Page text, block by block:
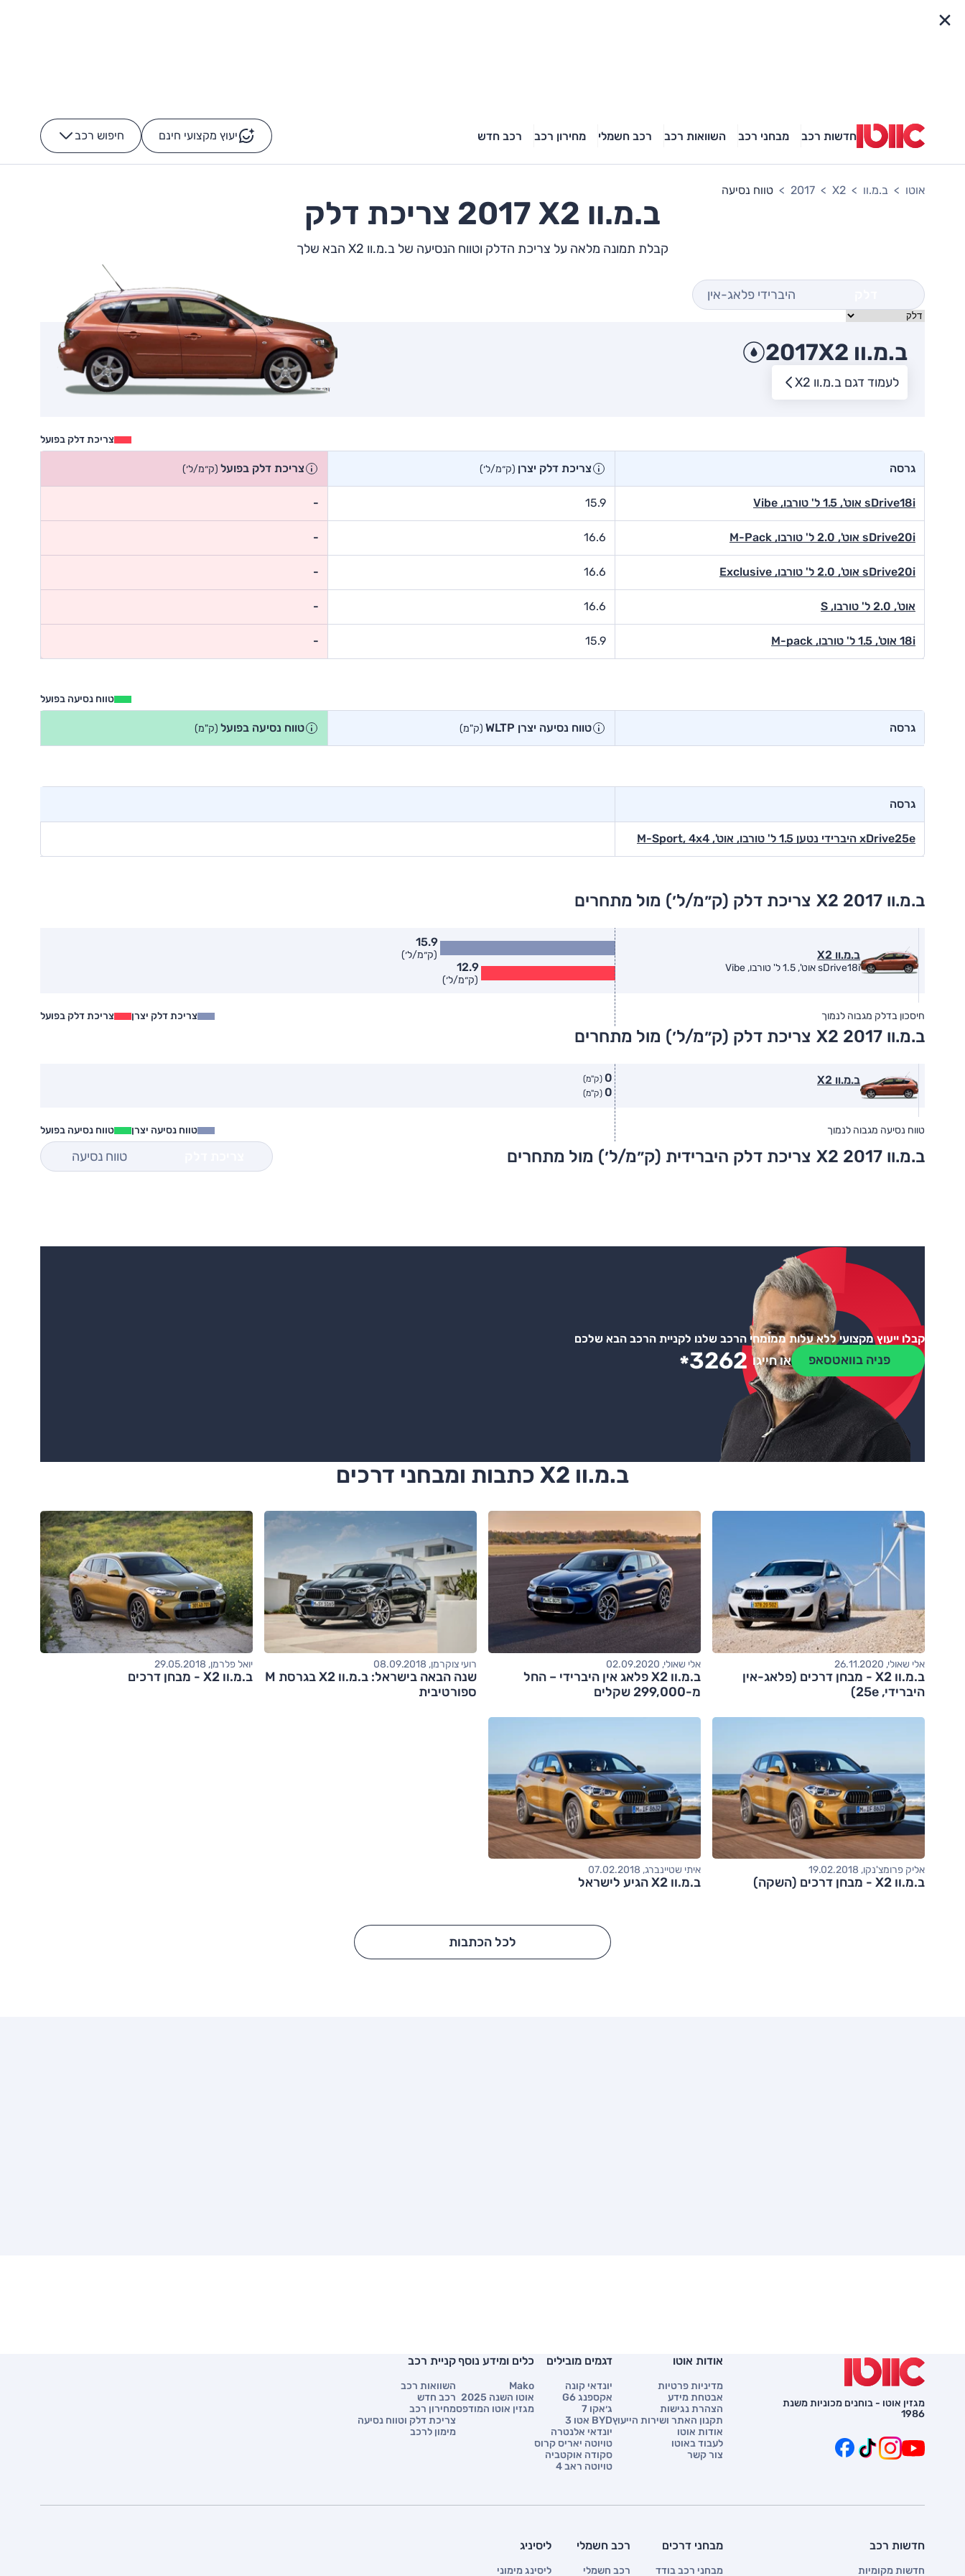
חדשות רכב מבחני רכב השוואות רכב רכב חשמלי מחירון רכב רכב חדש יעוץ מקצועי חינם חיפוש רכב -
אוטו ב.מ.וו X2
2017 טווח נסיעה
ב.מ.וו X2
קבלת תמונה מלאה על צריכת הדלק וטווח הנסיעה של ב.מ.וו X2 הבא שלך
היברידי פלאג-אין
ב.מ.וו X2 2017
לעמוד דגם ב.מ.וו X2
צריכת דלק בפועל
גרסה צריכת דלק יצרן (ק״מ/ל׳) צריכת דלק בפועל (ק״מ/ל׳)
sDrive18i אוט', 1.5 ל' טורבו, Vibe 15.9
-
sDrive20i אוט', 2.0 ל' טורבו, M-Pack 16.6
-
sDrive20i אוט', 2.0 ל' טורבו, Exclusive 16.6
-
אוט', 2.0 ל' טורבו, S 16.6
-
18i אוט', 1.5 ל' טורבו, M-pack 15.9
-
טווח נסיעה בפועל
גרסה טווח נסיעה יצרן WLTP (ק"מ) טווח נסיעה בפועל (ק"מ)
גרסה
xDrive25e היברידי נטען 1.5 ל' טורבו, אוט', M-Sport, 4x4
ב.מ.וו X2 2017 צריכת דלק (ק״מ/ל׳) מול מתחרים
ב.מ.וו X2
sDrive18i אוט', 1.5 ל' טורבו, Vibe
15.9
(ק״מ/ל׳)
12.9
(ק״מ/ל׳)
חיסכון בדלק מגבוה לנמוך צריכת דלק יצרן צריכת דלק בפועל
ב.מ.וו X2 2017 צריכת דלק (ק״מ/ל׳) מול מתחרים
ב.מ.וו X2 0 (ק"מ)
0 (ק"מ)
טווח נסיעה מגבוה לנמוך טווח נסיעה יצרן טווח נסיעה בפועל
ב.מ.וו X2 2017 צריכת דלק היברידית (ק״מ/ל׳) מול מתחרים טווח נסיעה
קבלו ייעוץ מקצועי ללא עלות ממומחי הרכב שלנו לקניית הרכב הבא שלכם
פניה בוואטסאפ או חייגו *3262
ב.מ.וו X2 כתבות ומבחני דרכים
אלי שאולי, 26.11.2020
ב.מ.וו X2 - מבחן דרכים (פלאג-אין
היברידי, 25e)
אלי שאולי, 02.09.2020
ב.מ.וו X2 פלאג אין היברידי – החל
מ-299,000 שקלים
רועי צוקרמן, 08.09.2018
שנה הבאה בישראל: ב.מ.וו X2 בגרסת M
ספורטיבית
יואל פלרמן, 29.05.2018
ב.מ.וו X2 - מבחן דרכים
אליק פרומצ'נקו, 19.02.2018
ב.מ.וו X2 - מבחן דרכים (השקה)
איתי שטיינברג, 07.02.2018
ב.מ.וו X2 הגיע לישראל
לכל הכתבות
מגזין אוטו - בוחנים מכוניות משנת
1986
אודות אוטו
מדיניות פרטיות
אבטחת מידע
הצהרת נגישות
תקנון האתר ושירות הייעוץ
אודות אוטו
לעבוד באוטו
צור קשר
דגמים מובילים
יונדאי קונה
אקספנג G6
ג׳אקו 7
BYD אטו 3
יונדאי אלנטרה
טויוטה יאריס קרוס
סקודה אוקטביה
טויוטה ראב 4
כלים ומידע נוסף
Mako
אוטו השנה 2025
מגזין אוטו המודפס
קניית רכב
השוואות רכב
רכב חדש
מחירון רכב
צריכת דלק וטווח נסיעה
מימון לרכב
חדשות רכב
חדשות מקומיות
מבחני דרכים
מבחני רכב בודד
רכב חשמלי
רכב חשמלי
ליסיניג
ליסינג מימוני